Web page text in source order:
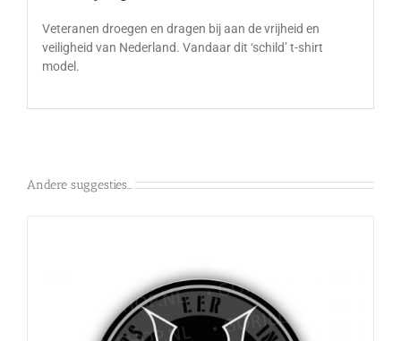
Veteranen droegen en dragen bij aan de vrijheid en
veiligheid van Nederland. Vandaar dit ‘schild’ t-shirt
model.
Andere suggesties…